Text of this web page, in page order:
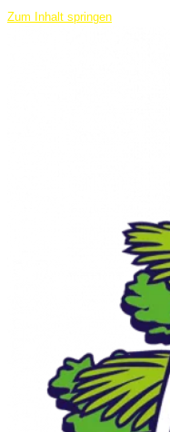
Zum Inhalt springen